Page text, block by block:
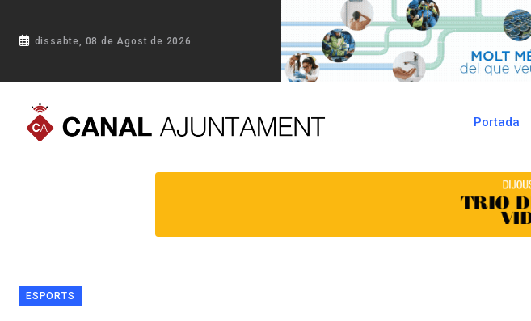
dissabte, 08 de Agost de 2026
Portada
Portada Blog Solsona proposa a la gent gran una vintena d’activitats la darrera setmana
ESPORTS